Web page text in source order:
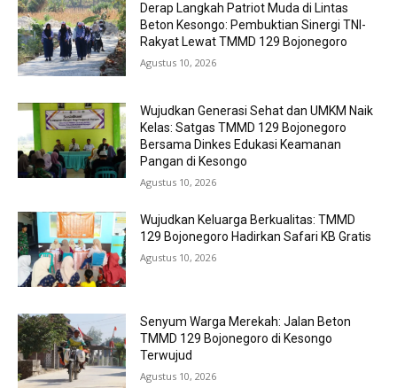
Derap Langkah Patriot Muda di Lintas
Beton Kesongo: Pembuktian Sinergi TNI-
Rakyat Lewat TMMD 129 Bojonegoro
Agustus 10, 2026
Wujudkan Generasi Sehat dan UMKM Naik
Kelas: Satgas TMMD 129 Bojonegoro
Bersama Dinkes Edukasi Keamanan
Pangan di Kesongo
Agustus 10, 2026
Wujudkan Keluarga Berkualitas: TMMD
129 Bojonegoro Hadirkan Safari KB Gratis
Agustus 10, 2026
Senyum Warga Merekah: Jalan Beton
TMMD 129 Bojonegoro di Kesongo
Terwujud
Agustus 10, 2026